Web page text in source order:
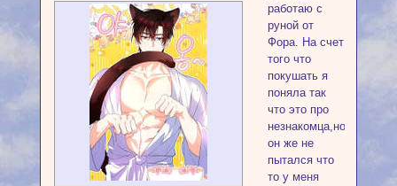
работаю с
руной от
Фора. На счет
того что
покушать я
поняла так
что это про
незнакомца,но
он же не
пытался что
то у меня